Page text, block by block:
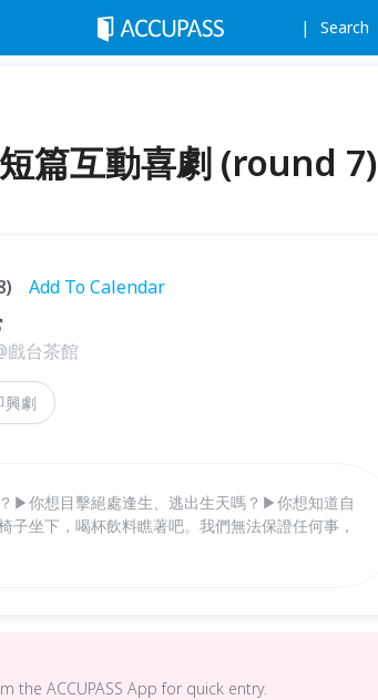
Search
篇互動喜劇 (round 7)
Add To Calendar
戲台茶館
興劇
▶你想目擊絕處逢生、逃出生天嗎？▶你想知道自
坐下，喝杯飲料瞧著吧。我們無法保證任何事，
ACCUPASS App for quick entry.